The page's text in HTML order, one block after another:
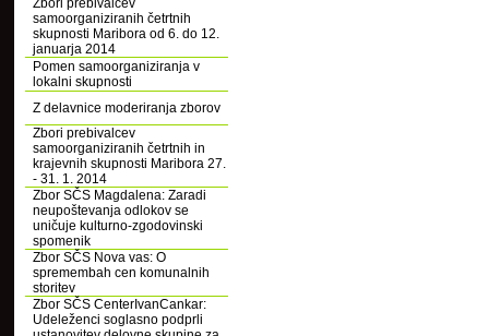
Zbori prebivalcev
samoorganiziranih četrtnih
skupnosti Maribora od 6. do 12.
januarja 2014
Pomen samoorganiziranja v
lokalni skupnosti
Z delavnice moderiranja zborov
Zbori prebivalcev
samoorganiziranih četrtnih in
krajevnih skupnosti Maribora 27.
- 31. 1. 2014
Zbor SČS Magdalena: Zaradi
neupoštevanja odlokov se
uničuje kulturno-zgodovinski
spomenik
Zbor SČS Nova vas: O
spremembah cen komunalnih
storitev
Zbor SČS CenterIvanCankar:
Udeleženci soglasno podprli